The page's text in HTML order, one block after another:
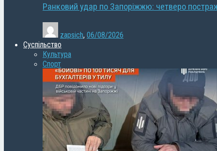
Ранковий удар по Запоріжжю: четверо
zapsich, 06/08/2026
Суспільство
Культура
Спорт